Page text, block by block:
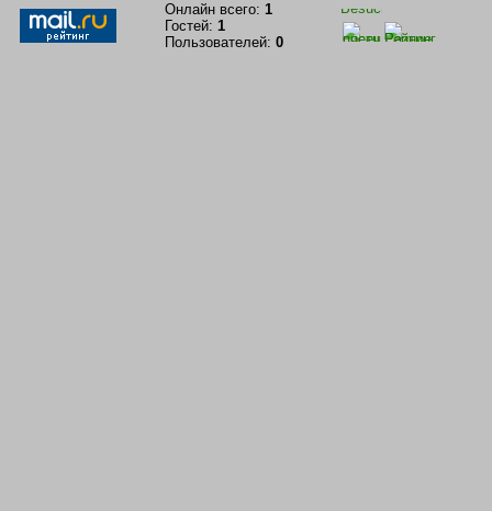
Онлайн всего: 1
Гостей: 1
Пользователей: 0